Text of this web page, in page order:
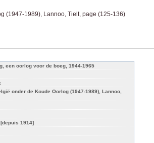
(1947-1989), Lannoo, Tielt, page (125-136)
een oorlog voor de boeg, 1944-1965
onder de Koude Oorlog (1947-1989), Lannoo,
1914]